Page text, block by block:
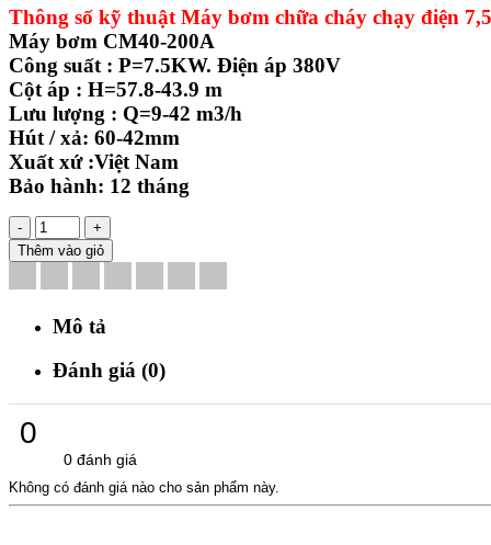
Thông số kỹ thuật Máy bơm chữa cháy chạy điện
Máy bơm CM40-200A
Công suất : P=7.5KW. Điện áp 380V
Cột áp : H=57.8-43.9 m
Lưu lượng : Q=9-42 m3/h
Hút / xả: 60-42mm
Xuất xứ :Việt Nam
Bảo hành: 12 tháng
-
+
Thêm vào giỏ
Mô tả
Đánh giá (0)
0
0 đánh giá
Không có đánh giá nào cho sản phẩm này.